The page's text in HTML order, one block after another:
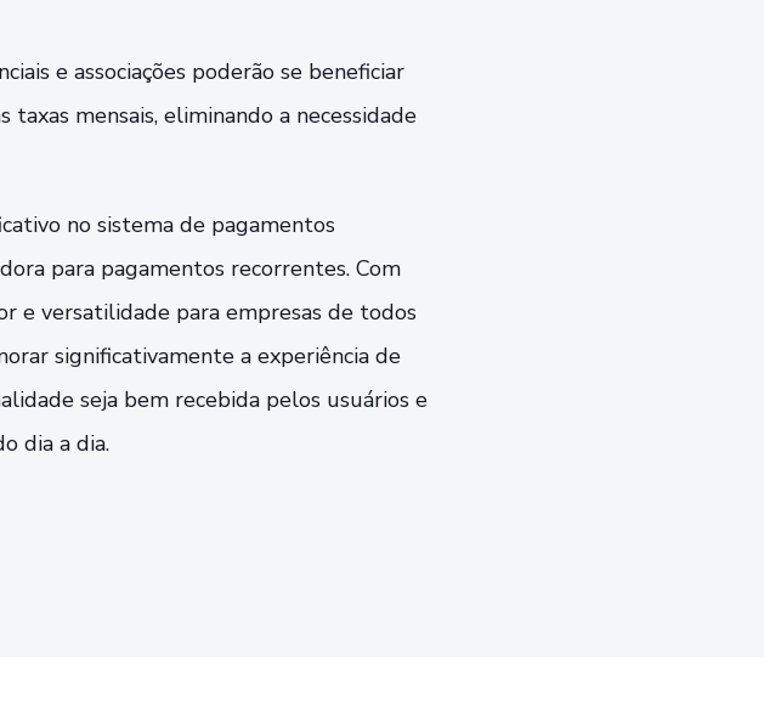
e associações poderão se beneficiar
mensais, eliminando a necessidade
no sistema de pagamentos
para pagamentos recorrentes. Com
e versatilidade para empresas de todos
significativamente a experiência de
seja bem recebida pelos usuários e
dia a dia.